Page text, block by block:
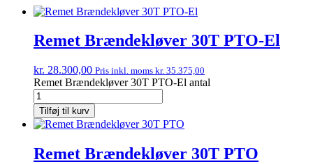
Remet Brændekløver 30T PTO-El
kr. 28.300,00 Pris inkl. moms kr. 35.375,00
Remet Brændekløver 30T PTO-El antal
Tilføj til kurv
Remet Brændekløver 30T PTO